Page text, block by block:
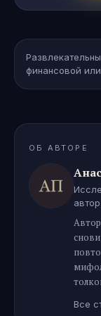
финансовой
ОБ АВТОРЕ
Все